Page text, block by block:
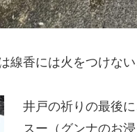
線香には火をつけない
井戸の祈りの最後
スー（グンナのお